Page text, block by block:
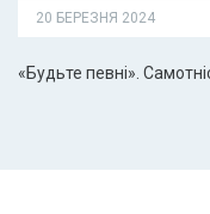
20 БЕРЕЗНЯ 2024
«Будьте певні».